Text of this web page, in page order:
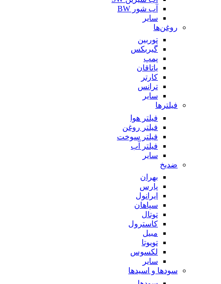
آب شور BW
سایر
روغن‌ها
توربین
گیربکس
پمپ
یاتاقان
کارتر
ترانس
سایر
فیلترها
فیلتر هوا
فیلتر روغن
فیلتر سوخت
فیلتر آب
سایر
ضدیخ
بهران
پارس
ایرانول
سپاهان
توتال
کاسترول
مبیل
تویوتا
لکسوس
سایر
سودها و اسیدها